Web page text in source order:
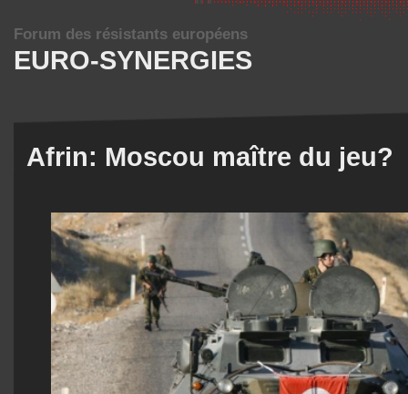
EURO-SYNERGIES
Forum des résistants européens
Afrin: Moscou maître du jeu?